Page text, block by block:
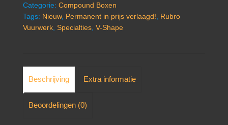
Categorie: Compound Boxen
Tags: Nieuw, Permanent in prijs verlaagd!
Rubro
Vuurwerk Specialties V-Shape
Beschrijving Extra informatie
Beoordelingen (0)